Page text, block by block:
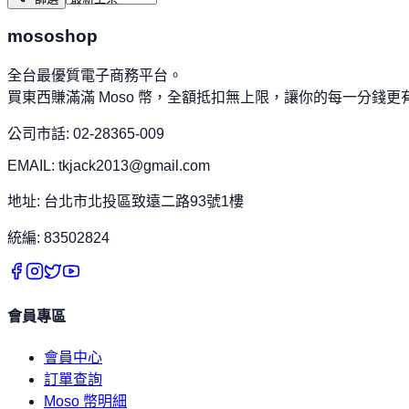
mososhop
全台最優質電子商務平台。
買東西賺滿滿 Moso 幣，全額抵扣無上限，讓你的每一分錢更
公司市話: 02-28365-009
EMAIL: tkjack2013@gmail.com
地址: 台北市北投區致遠二路93號1樓
統編: 83502824
會員專區
會員中心
訂單查詢
Moso 幣明細